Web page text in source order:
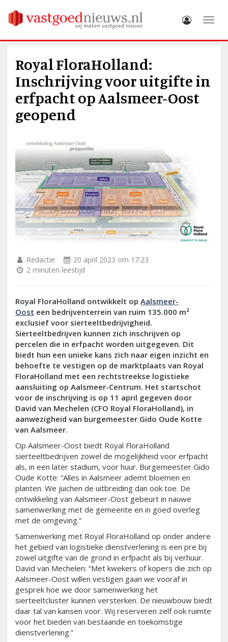
Royal FloraHolland:
Inschrijving voor uitgifte in
erfpacht op Aalsmeer-Oost
geopend
Redactie
20 april 2023 om 17:23
2 minuten leestijd
Royal FloraHolland ontwikkelt op Aalsmeer-
Oost een bedrijventerrein van ruim 135.000 m²
exclusief voor sierteeltbedrijvigheid.
Sierteeltbedrijven kunnen zich inschrijven op
percelen die in erfpacht worden uitgegeven. Dit
biedt hun een unieke kans zich naar eigen inzicht en
behoefte te vestigen op de marktplaats van Royal
FloraHolland met een rechtstreekse logistieke
aansluiting op Aalsmeer-Centrum. Het startschot
voor de inschrijving is op 11 april gegeven door
David van Mechelen (CFO Royal FloraHolland), in
aanwezigheid van burgemeester Gido Oude Kotte
van Aalsmeer.
Op Aalsmeer-Oost biedt Royal FloraHolland
sierteeltbedrijven zowel de mogelijkheid voor erfpacht
als, in een later stadium, voor huur. Burgemeester Gido
Oude Kotte: “Alles in Aalsmeer ademt bloemen en
planten. We juichen de uitbreiding dan ook toe. De
ontwikkeling van Aalsmeer-Oost gebeurt in nauwe
samenwerking met de gemeente en in goed overleg
met de omgeving.”
Samenwerking met Royal FloraHolland op onder andere
het gebied van logistieke dienstverlening is een pre bij
zowel uitgifte van de grond in erfpacht als bij verhuur.
David van Mechelen: “Met kwekers of kopers die zich op
Aalsmeer-Oost willen vestigen gaan we vooraf in
gesprek hoe we door samenwerking het
sierteeltcluster kunnen versterken. De nieuwbouw biedt
daar tal van kansen voor. Wij reserveren zelf ook ruimte
voor het bieden van bestaande en toekomstige
dienstverlening.”